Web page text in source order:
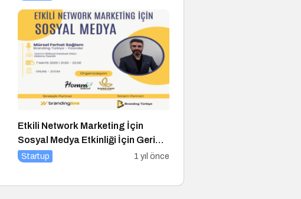
Etkili Network Marketing İçin
Sosyal Medya Etkinliği İçin Geri
Sayım!
Startup 1 yıl önce